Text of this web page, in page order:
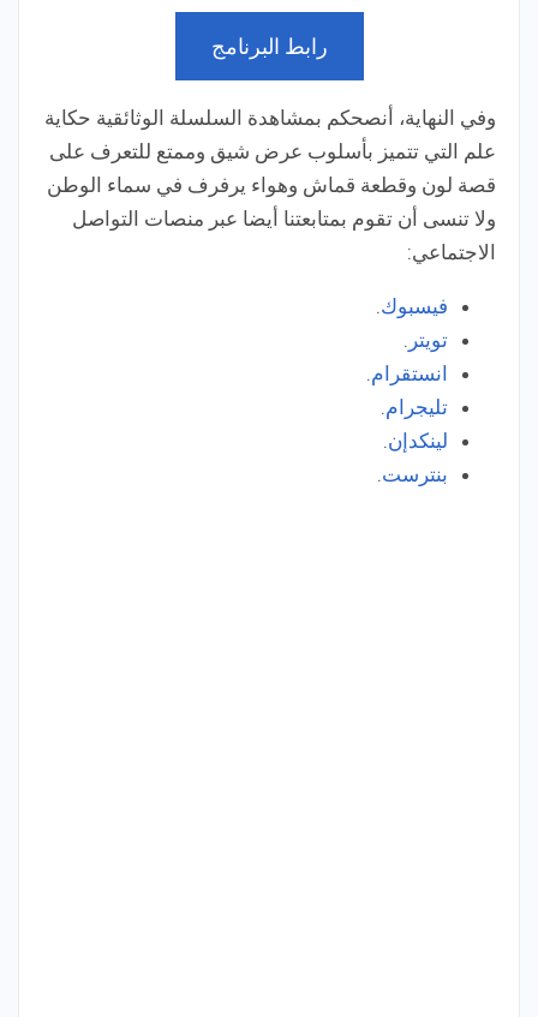
رابط البرنامج
وفي النهاية، أنصحكم بمشاهدة السلسلة الوثائقية حكاية
علم التي تتميز بأسلوب عرض شيق وممتع للتعرف على
قصة لون وقطعة قماش وهواء يرفرف في سماء الوطن
ولا تنسى أن تقوم بمتابعتنا أيضا عبر منصات التواصل
الاجتماعي:
فيسبوك.
تويتر .
انستقرام.
تليجرام.
لينكدإن.
بنترست.